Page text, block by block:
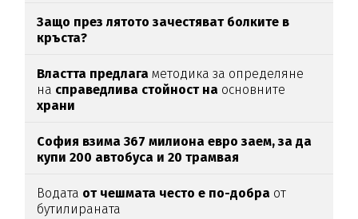
Защо през лятото зачестяват болките в
кръста?
Властта предлага методика за определяне
на справедлива стойност на основните
храни
София взима 367 милиона евро заем, за да
купи 200 автобуса и 20 трамвая
Водата от чешмата често е по-добра от
бутилираната